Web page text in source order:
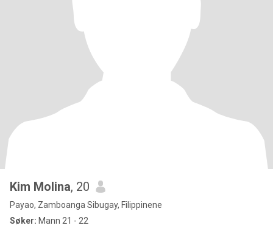
Kim Molina, 20
Payao, Zamboanga Sibugay, Filippinene
Søker: Mann 21 - 22